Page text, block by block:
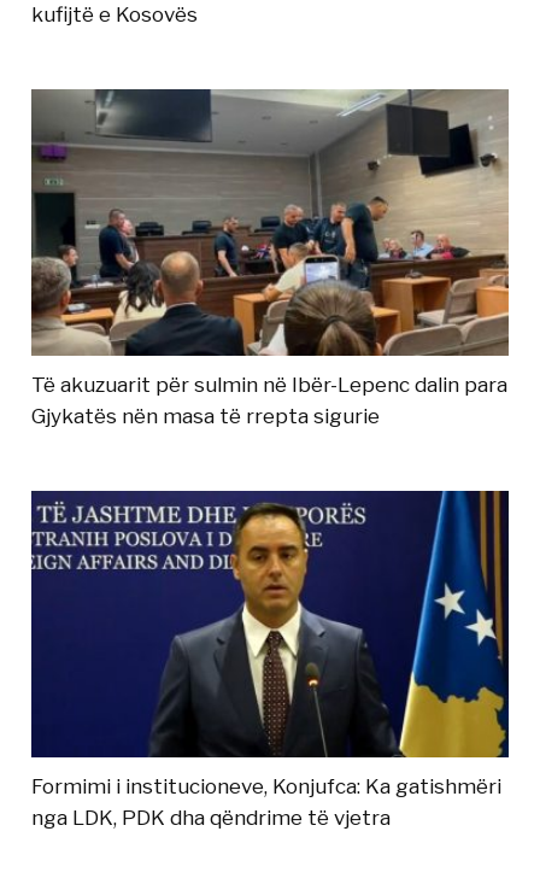
kufijtë e Kosovës
Të akuzuarit për sulmin në Ibër-Lepenc dalin para
Gjykatës nën masa të rrepta sigurie
Formimi i institucioneve, Konjufca: Ka gatishmëri
nga LDK, PDK dha qëndrime të vjetra